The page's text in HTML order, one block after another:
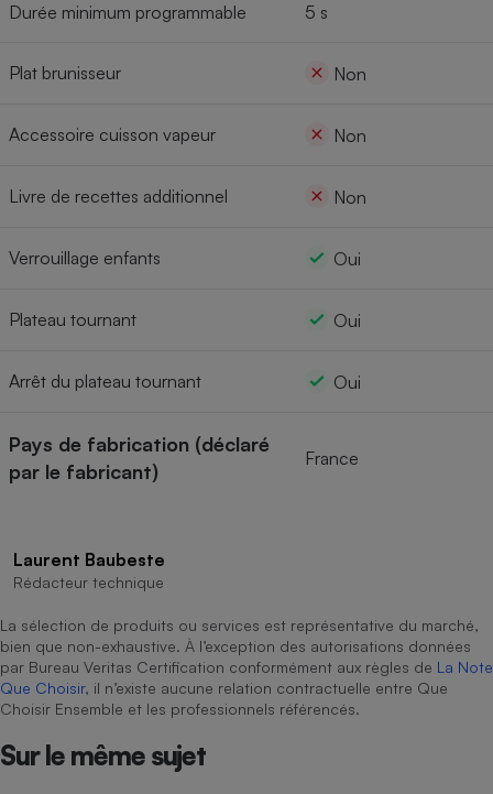
Durée minimum programmable 5 s
Plat brunisseur Non
Accessoire cuisson vapeur Non
Livre de recettes additionnel Non
Verrouillage enfants Oui
Plateau tournant Oui
Arrêt du plateau tournant Oui
Pays de fabrication (déclaré
par le fabricant)
France
Laurent Baubeste
Rédacteur technique
La sélection de produits ou services est représentative du marché,
bien que non-exhaustive. À l’exception des autorisations données
par Bureau Veritas Certification conformément aux règles de La Note
Que Choisir, il n’existe aucune relation contractuelle entre Que
Choisir Ensemble et les professionnels référencés.
Sur le même sujet